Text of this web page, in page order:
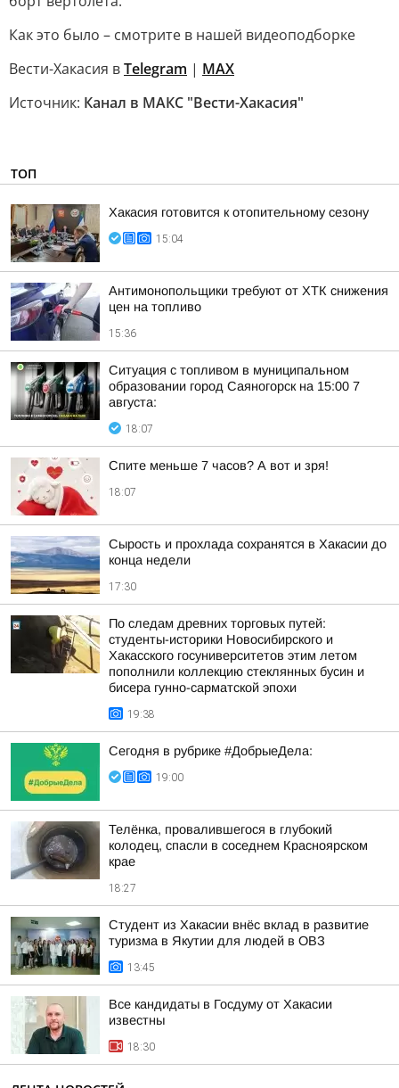
Как это было – смотрите в нашей видеоподборке
Вести-Хакасия вTelegram | MAX
Источник: Канал в МАКС "Вести-Хакасия"
ТОП
Хакасия готовится к отопительному сезону
15:04
Антимонопольщики требуют от ХТК снижения
цен на топливо
15:36
Ситуация с топливом в муниципальном
образовании город Саяногорск на 15:00 7
августа:
18:07
Спите меньше 7 часов? А вот и зря!
18:07
Сырость и прохлада сохранятся в Хакасии до
конца недели
17:30
По следам древних торговых путей:
студенты-историки Новосибирского и
Хакасского госуниверситетов этим летом
пополнили коллекцию стеклянных бусин и
бисера гунно-сарматской эпохи
19:38
Сегодня в рубрике #ДобрыеДела:
19:00
Телёнка, провалившегося в глубокий
колодец, спасли в соседнем Красноярском
крае
18:27
Студент из Хакасии внёс вклад в развитие
туризма в Якутии для людей в ОВЗ
13:45
Все кандидаты в Госдуму от Хакасии
известны
18:30